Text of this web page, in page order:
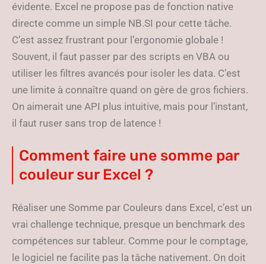
évidente. Excel ne propose pas de fonction native
directe comme un simple NB.SI pour cette tâche.
C’est assez frustrant pour l’ergonomie globale !
Souvent, il faut passer par des scripts en VBA ou
utiliser les filtres avancés pour isoler les data. C’est
une limite à connaître quand on gère de gros fichiers.
On aimerait une API plus intuitive, mais pour l’instant,
il faut ruser sans trop de latence !
Comment faire une somme par
couleur sur Excel ?
Réaliser une Somme par Couleurs dans Excel, c’est un
vrai challenge technique, presque un benchmark des
compétences sur tableur. Comme pour le comptage,
le logiciel ne facilite pas la tâche nativement. On doit